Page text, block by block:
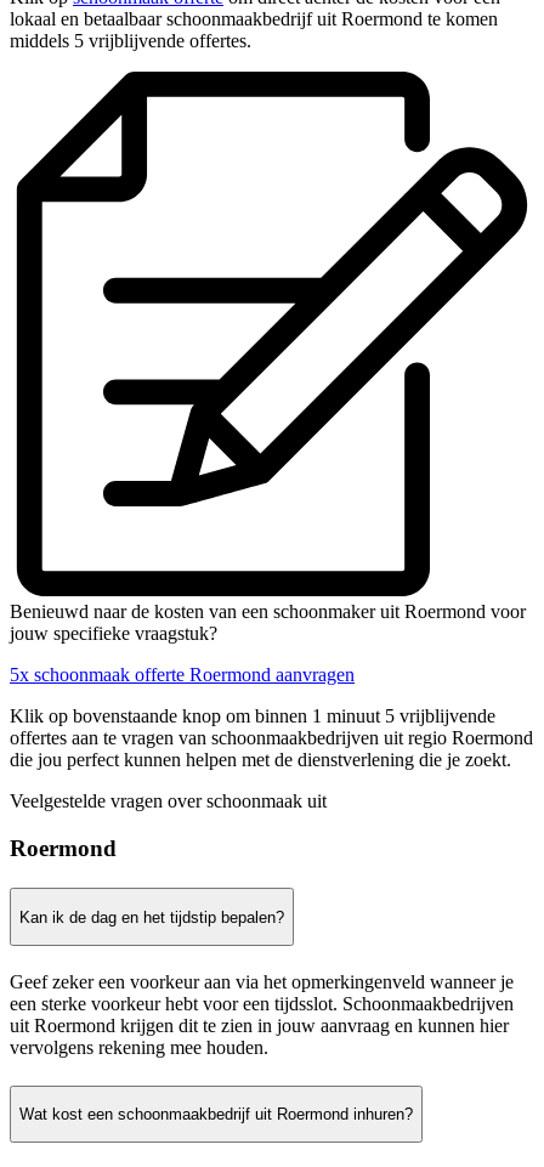
lokaal en betaalbaar schoonmaakbedrijf uit Roermond te komen
middels 5 vrijblijvende offertes.
Benieuwd naar de kosten van een schoonmaker uit Roermond voor
jouw specifieke vraagstuk?
5x schoonmaak offerte Roermond aanvragen
Klik op bovenstaande knop om binnen 1 minuut 5 vrijblijvende
offertes aan te vragen van schoonmaakbedrijven uit regio Roermond
die jou perfect kunnen helpen met de dienstverlening die je zoekt.
Veelgestelde vragen over schoonmaak uit
Roermond
Kan ik de dag en het tijdstip bepalen?
Geef zeker een voorkeur aan via het opmerkingenveld wanneer je
een sterke voorkeur hebt voor een tijdsslot. Schoonmaakbedrijven
uit Roermond krijgen dit te zien in jouw aanvraag en kunnen hier
vervolgens rekening mee houden.
Wat kost een schoonmaakbedrijf uit Roermond inhuren?